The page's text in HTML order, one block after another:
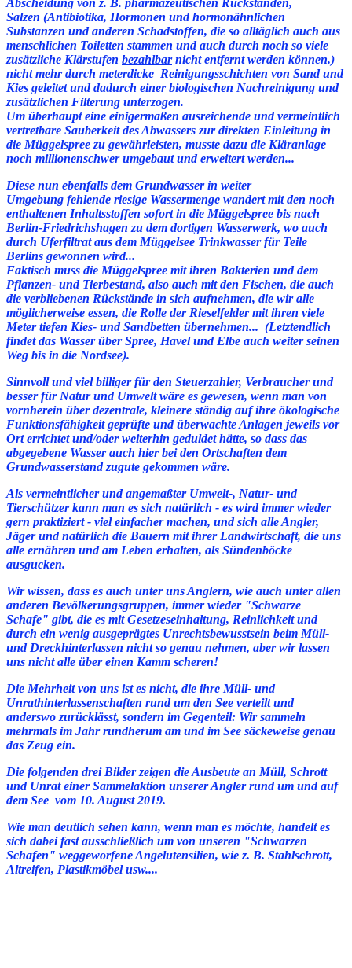
Salzen (Antibiotika, Hormonen und hormonähnlichen
Substanzen und anderen Schadstoffen, die so alltäglich auch aus
menschlichen Toiletten stammen und auch durch noch so viele
zusätzliche Klärstufen bezahlbarnicht entfernt werden können.)
nicht mehr durch meterdicke Reinigungsschichten von Sandund
Kies geleitet und dadurch einer biologischen Nachreinigung und
zusätzlichen Filterung unterzogen.
Um überhaupt eine einigermaßen ausreichende und vermeintlich
vertretbare Sauberkeit des Abwassers zur direkten Einleitung in
die Müggelspree zu gewährleisten, musste dazu die Kläranlage
noch millionenschwer umgebaut und erweitert werden...
Diese nun ebenfalls dem Grundwasser in weiter
Umgebung fehlende riesige Wassermenge wandert mit den noch
enthaltenen Inhaltsstoffen sofort in die Müggelspree bis nach
Berlin-Friedrichshagen zu dem dortigen Wasserwerk, wo auch
durch Uferfiltrat aus dem Müggelsee Trinkwasser für Teile
Berlins gewonnen wird...
Faktisch muss die Müggelspree mit ihren Bakterien und dem
Pflanzen- und Tierbestand, also auch mit den Fischen, die auch
die verbliebenen Rückstände in sich aufnehmen, die wir alle
möglicherweise essen, die Rolle der Rieselfelder mit ihren viele
Meter tiefen Kies- und Sandbetten übernehmen... (Letztendlich
findet das Wasser über Spree, Havel und Elbe auch weiter seinen
Weg bis in die Nordsee).
Sinnvoll und viel billiger für den Steuerzahler, Verbraucher und
besser für Natur und Umwelt wäre es gewesen, wenn man von
vornherein über dezentrale, kleinere ständig auf ihre ökologische
Funktionsfähigkeit geprüfte und überwachte Anlagen jeweils vor
Ort errichtet und/oder weiterhin geduldet hätte, so dass das
abgegebene Wasser auch hier bei den Ortschaften dem
Grundwasserstand zugute gekommen wäre.
Als vermeintlicher und angemaßter Umwelt-, Natur- und
Tierschützer kann man es sich natürlich - es wird immer wieder
gern praktiziert - viel einfacher machen, und sich alle Angler,
Jäger und natürlich die Bauern mit ihrer Landwirtschaft, die uns
alle ernähren und am Leben erhalten, als Sündenböcke
ausgucken.
Wir wissen, dass es auch unter uns Anglern, wie auch unter allen
anderen Bevölkerungsgruppen, immer wieder "Schwarze
Schafe" gibt, die es mit Gesetzeseinhaltung, Reinlichkeit und
durch ein wenig ausgeprägtes Unrechtsbewusstsein beim Müll-
und Dreckhinterlassen nicht so genau nehmen, aber wir lassen
uns nicht alle über einen Kamm scheren!
Die Mehrheit von uns ist es nicht, die ihre Müll- und
Unrathinterlassenschaften rund um den See verteilt und
anderswo zurücklässt, sondern im Gegenteil: Wir sammeln
mehrmals im Jahr rundherum am und im See säckeweise genau
das Zeug ein.
Die folgenden drei Bilder zeigen die Ausbeute an Müll, Schrott
und Unrat einer Sammelaktion unserer Anglerrund um und auf
dem See vom 10. August 2019.
Wie man deutlich sehen kann, wenn man es möchte, handelt es
sich dabei fast ausschließlich um von unseren "Schwarzen
Schafen" weggeworfene Angelutensilien, wie z. B. Stahlschrott,
Altreifen, Plastikmöbel usw....